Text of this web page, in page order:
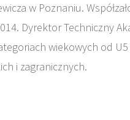
w Poznaniu.
Dyrektor Techniczny
wiekowych od
i zagranicznych.